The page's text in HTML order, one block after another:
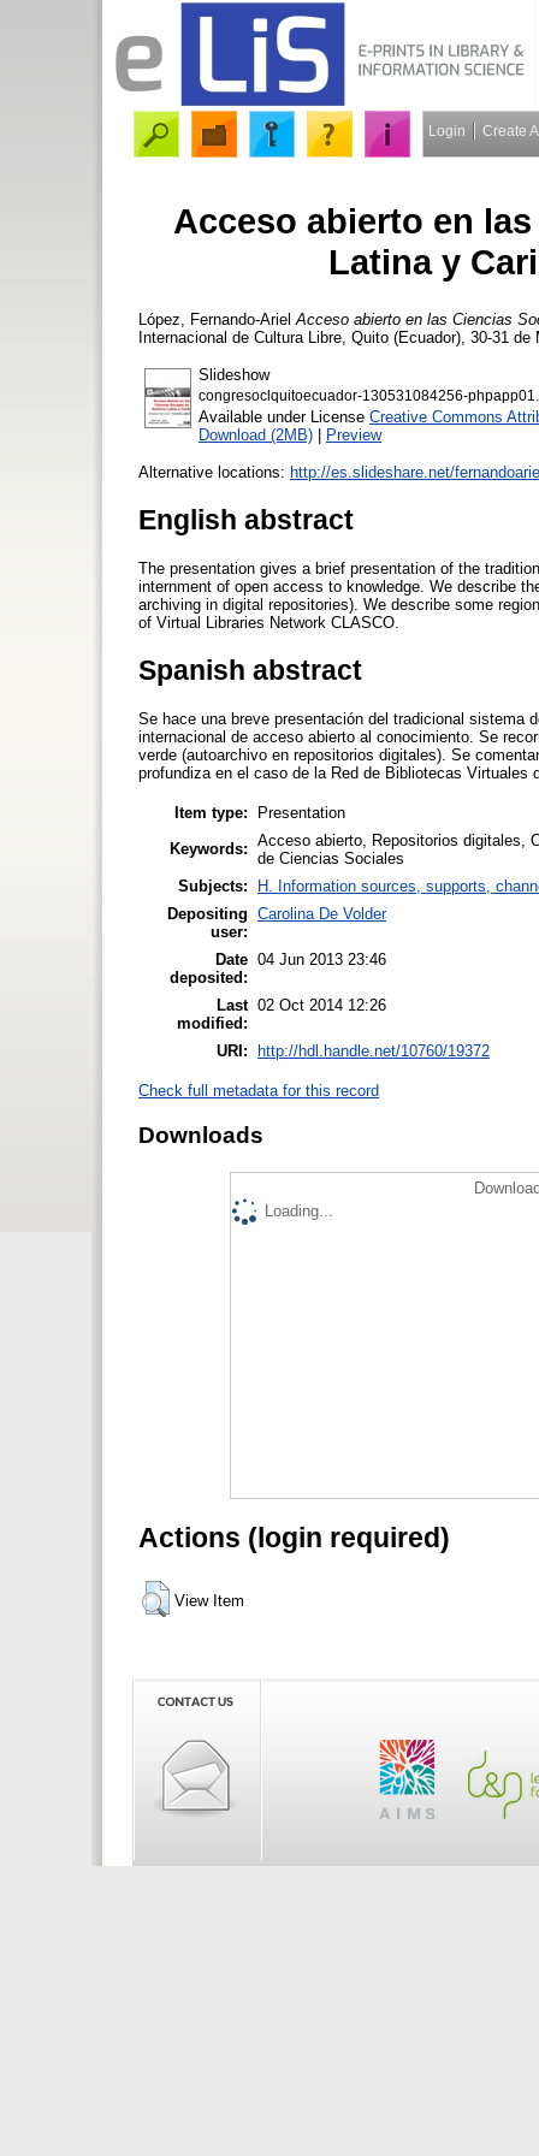
Login Create
Acceso abierto en
Latina y
López, Fernando-Ariel Acceso abierto en las Ciencias
Internacional de Cultura Libre, Quito (Ecuador), 30-31
Slideshow
congresoclquitoecuador-130531084256-
Available under License Creative Commons
Download (2MB) | Preview
Alternative locations: http://es.slideshare.net/
English abstract
The presentation gives a brief presentation of the
internment of open access to knowledge. We describe
archiving in digital repositories). We describe some
of Virtual Libraries Network CLASCO.
Spanish abstract
Se hace una breve presentación del tradicional
internacional de acceso abierto al conocimiento. Se
verde (autoarchivo en repositorios digitales). Se
profundiza en el caso de la Red de Bibliotecas Virtuales
Item type:
Presentation
Keywords: Acceso abierto, Repositorios digitales,
de Ciencias Sociales
Subjects:
H. Information sources, supports,
Depositing
user:
Carolina De Volder
Date
deposited:
04 Jun 2013 23:46
Last
modified:
02 Oct 2014 12:26
URI: http://hdl.handle.net/10760/19372
Check full metadata for this record
Downloads
Loading...
Actions (login required)
View Item